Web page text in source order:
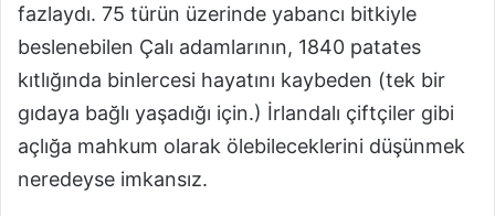
fazlaydı. 75 türün üzerinde yabancı bitkiyle
beslenebilen Çalı adamlarının, 1840 patates
kıtlığında binlercesi hayatını kaybeden (tek bir
gıdaya bağlı yaşadığı için.) İrlandalı çiftçiler gibi
açlığa mahkum olarak ölebileceklerini düşünmek
neredeyse imkansız.